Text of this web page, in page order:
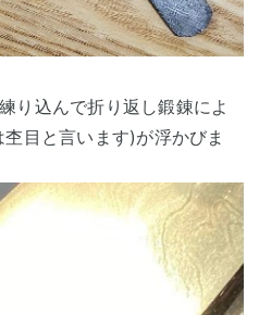
り込んで折り返し鍛錬によ
目と言います)が浮かびま